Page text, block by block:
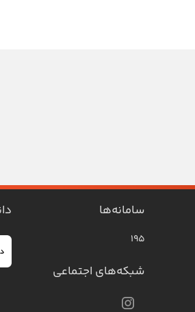
سامانه‌ها
۱۹۵
شبکه‌های اجتماعی